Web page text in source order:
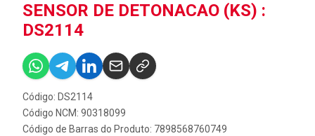
SENSOR DE DETONACAO (KS) :
DS2114
Código: DS2114
Código NCM: 90318099
Código de Barras do Produto: 7898568760749